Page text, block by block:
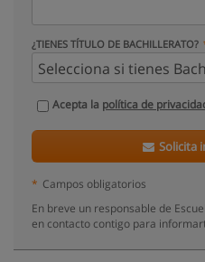
¿TIENES TÍTULO DE BACHILLERATO?
Acepta la política de
Solicita
* Campos obligatorios
En breve un responsable de
en contacto contigo para